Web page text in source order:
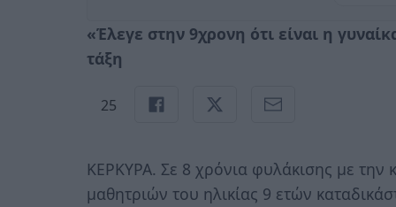
«Έλεγε στην 9χρονη ότι είναι η
τάξη
25
ΚΕΡΚΥΡΑ. Σε 8 χρόνια φυλάκισης με την
μαθητριών του ηλικίας 9 ετών